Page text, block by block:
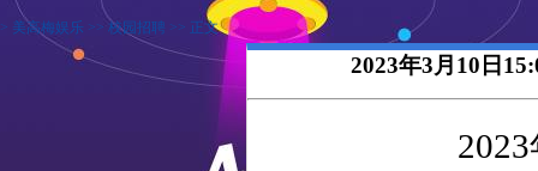
> 美高梅娱乐 >> 校园招聘 >> 正文
2023年3月10日
2023